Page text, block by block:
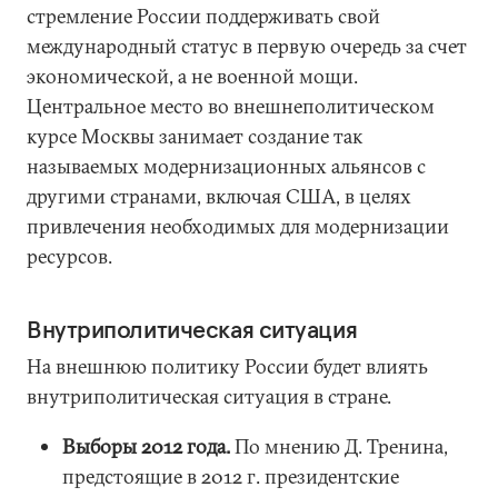
стремление России поддерживать свой
международный статус в первую очередь за счет
экономической, а не военной мощи.
Центральное место во внешнеполитическом
курсе Москвы занимает создание так
называемых модернизационных альянсов с
другими странами, включая США, в целях
привлечения необходимых для модернизации
ресурсов.
Внутриполитическая ситуация
На внешнюю политику России будет влиять
внутриполитическая ситуация в стране.
Выборы 2012 года.По мнению Д. Тренина,
предстоящие в 2012 г. президентские